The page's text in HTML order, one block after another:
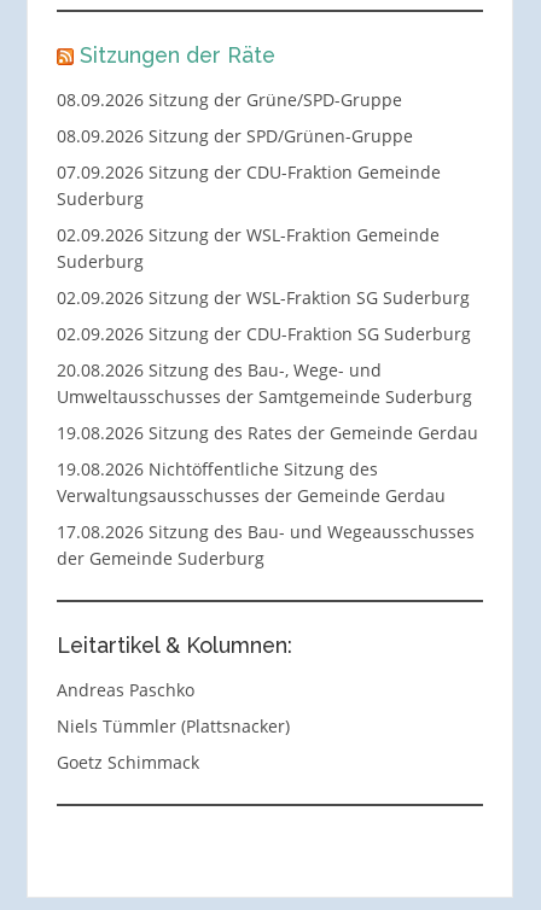
Sitzungen der Räte
08.09.2026 Sitzung der Grüne/SPD-Gruppe
08.09.2026 Sitzung der SPD/Grünen-Gruppe
07.09.2026 Sitzung der CDU-Fraktion Gemeinde
Suderburg
02.09.2026 Sitzung der WSL-Fraktion Gemeinde
Suderburg
02.09.2026 Sitzung der WSL-Fraktion SG Suderburg
02.09.2026 Sitzung der CDU-Fraktion SG Suderburg
20.08.2026 Sitzung des Bau-, Wege- und
Umweltausschusses der Samtgemeinde Suderburg
19.08.2026 Sitzung des Rates der Gemeinde Gerdau
19.08.2026 Nichtöffentliche Sitzung des
Verwaltungsausschusses der Gemeinde Gerdau
17.08.2026 Sitzung des Bau- und Wegeausschusses
der Gemeinde Suderburg
Leitartikel & Kolumnen:
Andreas Paschko
Niels Tümmler (Plattsnacker)
Goetz Schimmack